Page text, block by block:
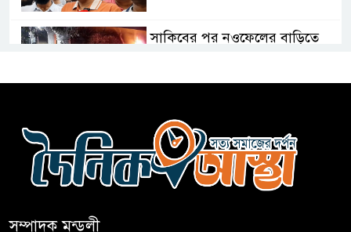
সাকিবের পর নওফেলের বাড়িতে
আহত-১০
বন্যায় পাটগ্রামে সড়ক ভেঙে
সম্পাদক মন্ডলী